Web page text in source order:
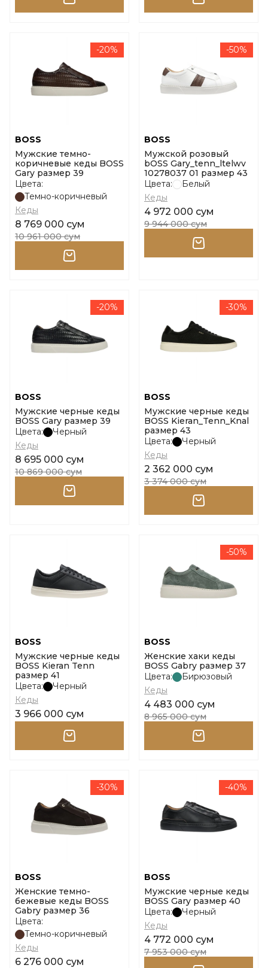
-20%
BOSS
Мужские темно-
коричневые кеды BOSS
Gary размер 39
Цвета:
Темно-коричневый
Кеды
8 769 000 сум
10 961 000 сум
-50%
BOSS
Мужской розовый
bOSS Gary_tenn_ltelwv
10278037 01 размер 43
Цвета:
Белый
Кеды
4 972 000 сум
9 944 000 сум
-20%
BOSS
Мужские черные кеды
BOSS Gary размер 39
Цвета:
Черный
Кеды
8 695 000 сум
10 869 000 сум
-30%
BOSS
Мужские черные кеды
BOSS Kieran_Tenn_Knal
размер 43
Цвета:
Черный
Кеды
2 362 000 сум
3 374 000 сум
BOSS
Мужские черные кеды
BOSS Kieran Tenn
размер 41
Цвета:
Черный
Кеды
3 966 000 сум
-50%
BOSS
Женские хаки кеды
BOSS Gabry размер 37
Цвета:
Бирюзовый
Кеды
4 483 000 сум
8 965 000 сум
-30%
BOSS
Женские темно-
бежевые кеды BOSS
Gabry размер 36
Цвета:
Темно-коричневый
Кеды
6 276 000 сум
-40%
BOSS
Мужские черные кеды
BOSS Gary размер 40
Цвета:
Черный
Кеды
4 772 000 сум
7 953 000 сум